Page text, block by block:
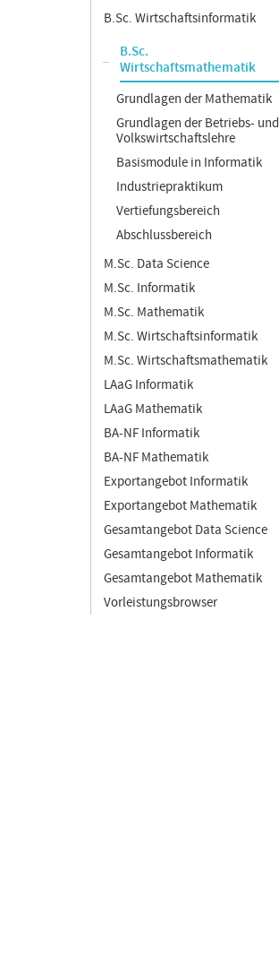
B.Sc. Wirtschaftsinformatik
B.Sc.
Wirtschaftsmathematik
Grundlagen der Mathematik
Grundlagen der Betriebs- und
Volkswirtschaftslehre
Basismodule in Informatik
Industriepraktikum
Vertiefungsbereich
Abschlussbereich
M.Sc. Data Science
M.Sc. Informatik
M.Sc. Mathematik
M.Sc. Wirtschaftsinformatik
M.Sc. Wirtschaftsmathematik
LAaG Informatik
LAaG Mathematik
BA-NF Informatik
BA-NF Mathematik
Exportangebot Informatik
Exportangebot Mathematik
Gesamtangebot Data Science
Gesamtangebot Informatik
Gesamtangebot Mathematik
Vorleistungsbrowser